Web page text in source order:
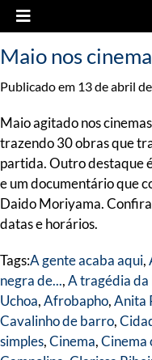
Maio nos
Publicado em 13 de abril
Maio agitado nos
trazendo 30 obras que
partida. Outro destaque
e um documentário que
Daido Moriyama.
datas e horários.
Tags:A gente acaba aqui,
negra de...,A tragédia da
Uchoa,Afrobapho,Anita
Cavalinho de barro,
simples,Cinema,Cinema